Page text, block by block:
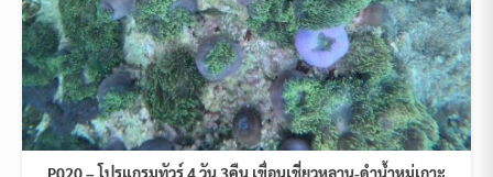
P020 – โปรแกรมทัวร์ 4 วัน 3คืน เขื่อนเชี่ยวหลาน-ดำน้ำหมู่เกาะ